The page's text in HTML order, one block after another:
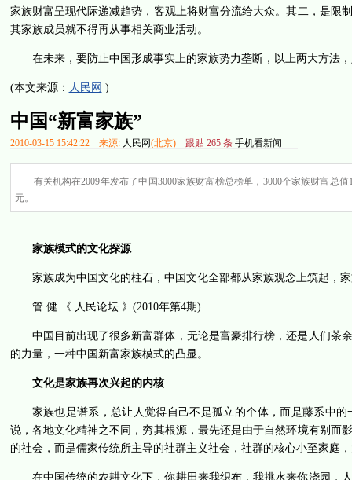
家族财富呈现代际递减趋势，客观上将财富分流给大众。其二，是限
其家族成员就不得再从事相关商业活动。
在未来，要防止中国形成事实上的家族势力垄断，以上两大方法
(本文来源： 人民网 )
中国“新富家族”
2010-03-15 15:42:22 来源: 人民网(北京) 跟贴 265 条 手机看新闻
有关机构在2009年发布了中国3000家族财富榜总榜单，3000个家族财富总
元。
家族模式的文化探源
家族成为中国文化的柱石，中国文化全部都从家族观念上筑起，
管 健 《 人民论坛 》(2010年第4期)
中国目前出现了很多新富群体，无论是富豪排行榜，还是人们茶
的力量，一种中国新富家族模式的凸显。
文化是家族再次兴起的内核
家族也是谱系，总让人觉得自己不是孤立的个体，而是藤系中
说，各地文化精神之不同，穷其根源，最先还是由于自然环境有别而
的社会，而是儒家传统所主导的社群主义社会，社群的核心小至家庭
在中国传统的农耕文化下，你耕田来我织布，我挑水来你浇园，